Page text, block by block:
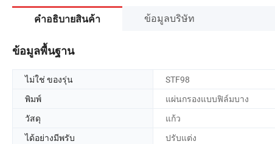
คำอธิบายสินค้า ข้อมูลบริษัท
ข้อมูลพื้นฐาน
ไม่ใช่ ของรุ่น STF98
พิมพ์
แผ่นกรองแบบฟิล์มบาง
วัสดุ
แก้ว
ได้อย่างมีพรับ
ปรับแต่ง